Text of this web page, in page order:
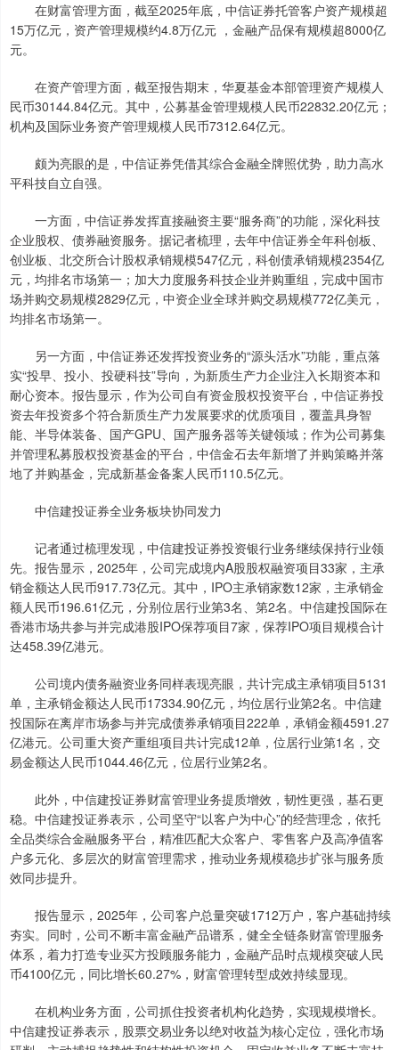
在财富管理方面，截至2025年底，中信证券托管客户资产规模超
15万亿元，资产管理规模约4.8万亿元 ，金融产品保有规模超8000亿
元。
在资产管理方面，截至报告期末，华夏基金本部管理资产规模人
民币30144.84亿元。其中，公募基金管理规模人民币22832.20亿元；
机构及国际业务资产管理规模人民币7312.64亿元。
颇为亮眼的是，中信证券凭借其综合金融全牌照优势，助力高水
平科技自立自强。
一方面，中信证券发挥直接融资主要“服务商”的功能，深化科技
企业股权、债券融资服务。据记者梳理，去年中信证券全年科创板、
创业板、北交所合计股权承销规模547亿元，科创债承销规模2354亿
元，均排名市场第一；加大力度服务科技企业并购重组，完成中国市
场并购交易规模2829亿元，中资企业全球并购交易规模772亿美元，
均排名市场第一。
另一方面，中信证券还发挥投资业务的“源头活水”功能，重点落
实“投早、投小、投硬科技”导向，为新质生产力企业注入长期资本和
耐心资本。报告显示，作为公司自有资金股权投资平台，中信证券投
资去年投资多个符合新质生产力发展要求的优质项目，覆盖具身智
能、半导体装备、国产GPU、国产服务器等关键领域；作为公司募集
并管理私募股权投资基金的平台，中信金石去年新增了并购策略并落
地了并购基金，完成新基金备案人民币110.5亿元。
中信建投证券全业务板块协同发力
记者通过梳理发现，中信建投证券投资银行业务继续保持行业领
先。报告显示，2025年，公司完成境内A股股权融资项目33家，主承
销金额达人民币917.73亿元。其中，IPO主承销家数12家，主承销金
额人民币196.61亿元，分别位居行业第3名、第2名。中信建投国际在
香港市场共参与并完成港股IPO保荐项目7家，保荐IPO项目规模合计
达458.39亿港元。
公司境内债务融资业务同样表现亮眼，共计完成主承销项目5131
单，主承销金额达人民币17334.90亿元，均位居行业第2名。中信建
投国际在离岸市场参与并完成债券承销项目222单，承销金额4591.27
亿港元。公司重大资产重组项目共计完成12单，位居行业第1名，交
易金额达人民币1044.46亿元，位居行业第2名。
此外，中信建投证券财富管理业务提质增效，韧性更强，基石更
稳。中信建投证券表示，公司坚守“以客户为中心”的经营理念，依托
全品类综合金融服务平台，精准匹配大众客户、零售客户及高净值客
户多元化、多层次的财富管理需求，推动业务规模稳步扩张与服务质
效同步提升。
报告显示，2025年，公司客户总量突破1712万户，客户基础持续
夯实。同时，公司不断丰富金融产品谱系，健全全链条财富管理服务
体系，着力打造专业买方投顾服务能力，金融产品时点规模突破人民
币4100亿元，同比增长60.27%，财富管理转型成效持续显现。
在机构业务方面，公司抓住投资者机构化趋势，实现规模增长。
中信建投证券表示，股票交易业务以绝对收益为核心定位，强化市场